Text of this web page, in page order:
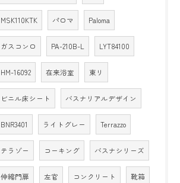
MSK110KTK パロマ Paloma
ガスコンロ PA-210B-L LYT84100
HM-16092 在来浴室 東リ
ビニル床シート バスナリアルデザイン
BNR3401 ライトグレー Terrazzo
テラゾー コーキング バスナシリーズ
伸縮門扉 左官 コンクリート 靴箱